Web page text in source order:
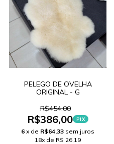
PELEGO DE OVELHA
ORIGINAL - G
R$454,00
R$386,00 PIX
6 x de R$64,33 sem juros
18x de R$ 26,19